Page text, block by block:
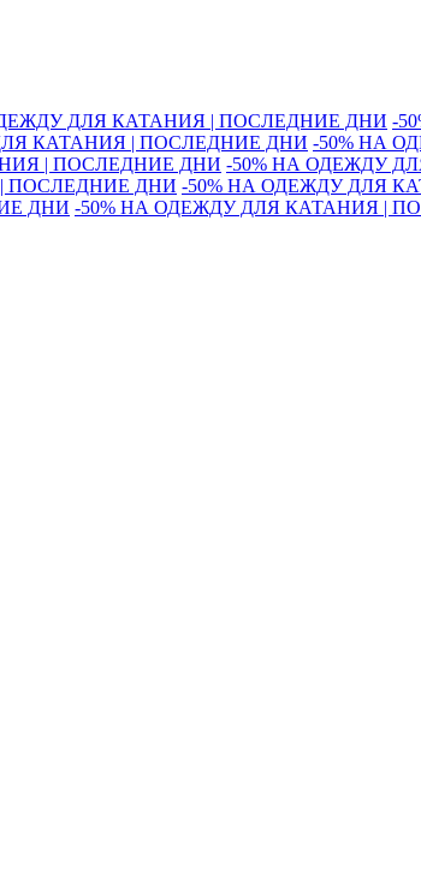
ДЛЯ КАТАНИЯ | ПОСЛЕДНИЕ ДНИ -
КАТАНИЯ | ПОСЛЕДНИЕ ДНИ -50% НА
| ПОСЛЕДНИЕ ДНИ -50% НА ОДЕЖДУ
ПОСЛЕДНИЕ ДНИ -50% НА ОДЕЖДУ ДЛЯ
ДНИ -50% НА ОДЕЖДУ ДЛЯ КАТАНИЯ |